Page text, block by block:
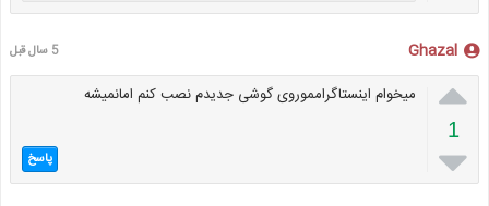
Ghazal 5 سال قبل

1

میخوام اینستاگرامموروی گوشی جدیدم نصب کنم امانمیشه
پاسخ